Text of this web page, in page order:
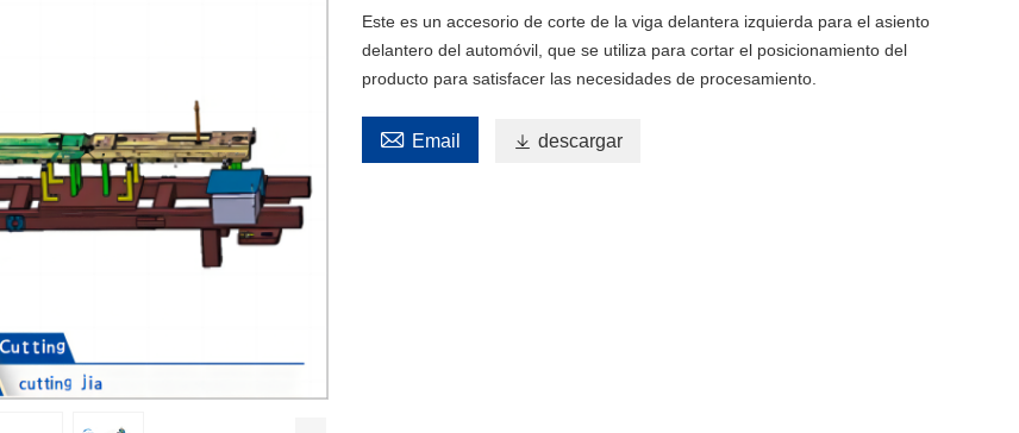
Este es un accesorio de corte de la viga delantera izquierda para el asiento
delantero del automóvil, que se utiliza para cortar el posicionamiento del
producto para satisfacer las necesidades de procesamiento.
 Email  descargar